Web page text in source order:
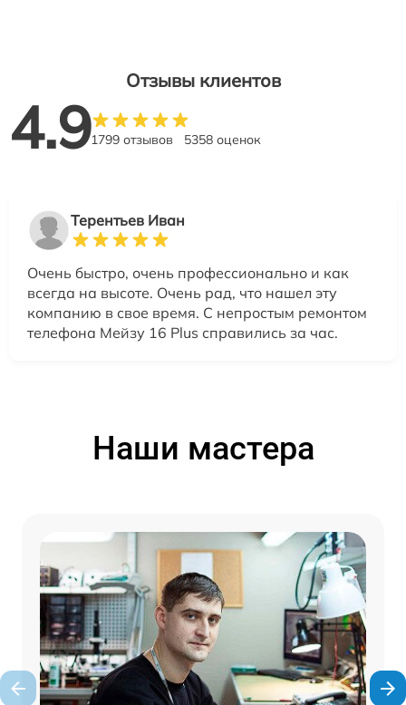
Отзывы клиентов
4.91799 отзывов 5358 оценок
Терентьев Иван
Очень быстро, очень профессионально и как
всегда на высоте. Очень рад, что нашел эту
компанию в свое время. С непростым ремонтом
телефона Мейзу 16 Plus справились за час.
Наши мастера